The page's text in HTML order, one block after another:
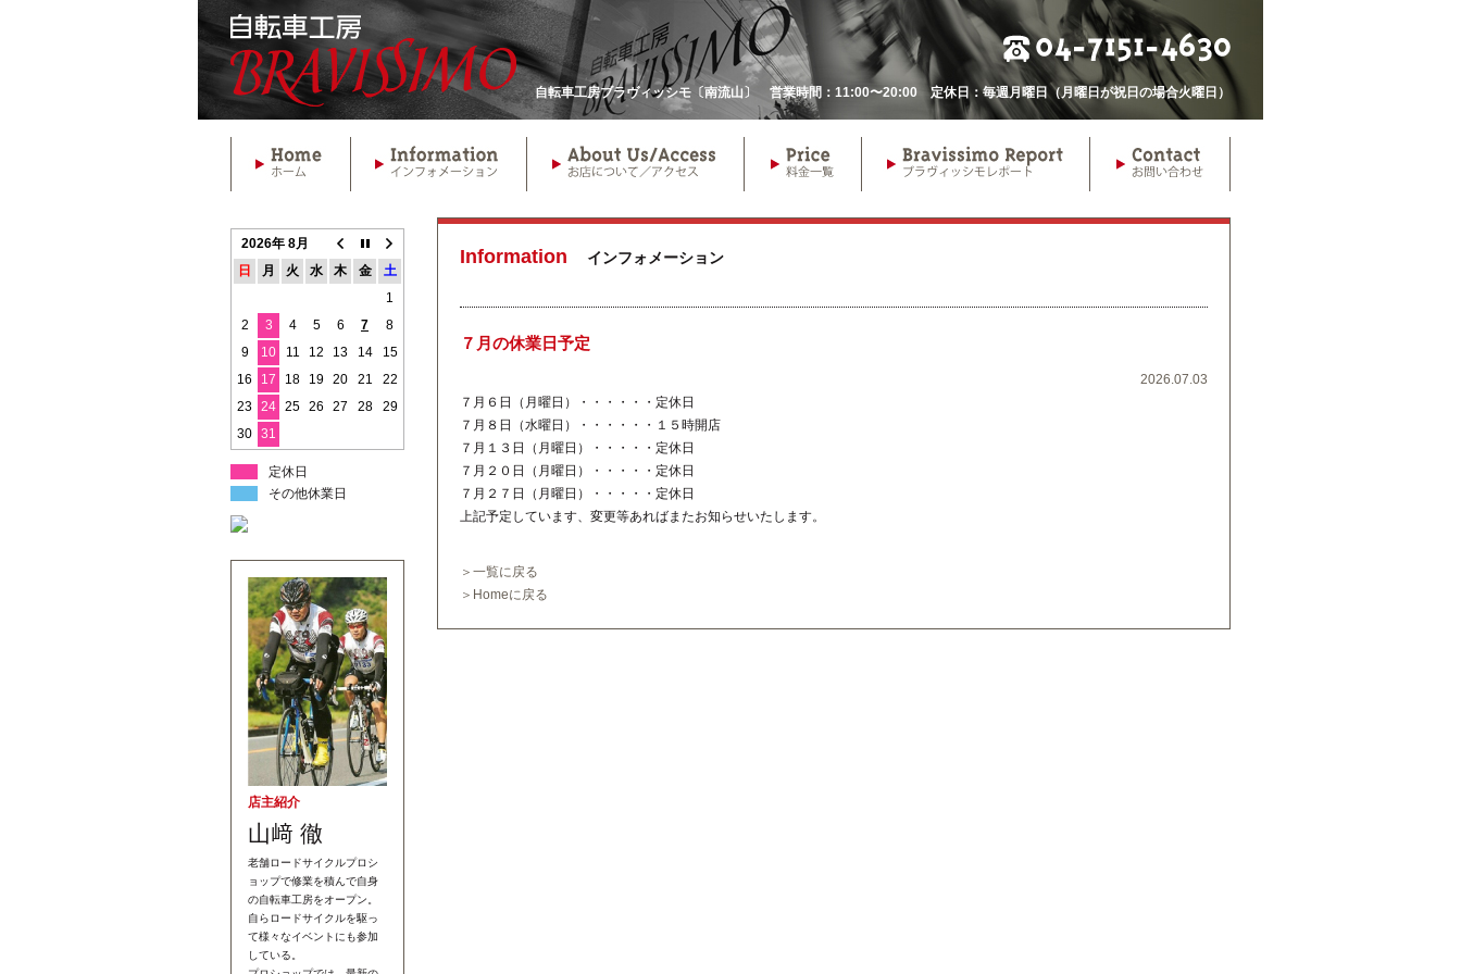
自転車工房ブラヴィッシモ〔南流山〕 営業時間：11:00〜20:00 定休日：毎週月曜日（月曜日が祝日の場合火曜日）
Information インフォメーション
７月の休業日予定
2026.07.03
７月６日（月曜日）・・・・・・定休日
７月８日（水曜日）・・・・・・１５時開店
７月１３日（月曜日）・・・・・定休日
７月２０日（月曜日）・・・・・定休日
７月２７日（月曜日）・・・・・定休日
上記予定しています、変更等あればまたお知らせいたします。
＞一覧に戻る
＞Homeに戻る
2026年 8月
日
月 火 水 木 金
土
1
2
3 4 5 6 7
8
9
10 11 12 13 14
15
16
17 18 19 20 21
22
23 24 25 26 27 28
29
30 31
定休日
その他休業日
店主紹介
山﨑 徹
老舗ロードサイクルプロシ
ョップで修業を積んで自身
の自転車工房をオープン。
自らロードサイクルを駆っ
て様々なイベントにも参加
している。